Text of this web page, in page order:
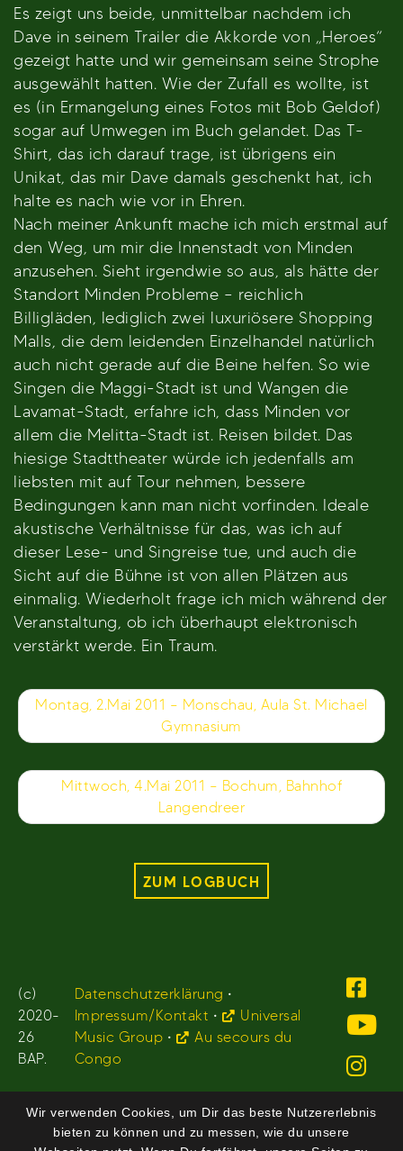
Es zeigt uns beide, unmittelbar nachdem ich
Dave in seinem Trailer die Akkorde von „Heroes“
gezeigt hatte und wir gemeinsam seine Strophe
ausgewählt hatten. Wie der Zufall es wollte, ist
es (in Ermangelung eines Fotos mit Bob Geldof)
sogar auf Umwegen im Buch gelandet. Das T-
Shirt, das ich darauf trage, ist übrigens ein
Unikat, das mir Dave damals geschenkt hat, ich
halte es nach wie vor in Ehren.
Nach meiner Ankunft mache ich mich erstmal auf
den Weg, um mir die Innenstadt von Minden
anzusehen. Sieht irgendwie so aus, als hätte der
Standort Minden Probleme – reichlich
Billigläden, lediglich zwei luxuriösere Shopping
Malls, die dem leidenden Einzelhandel natürlich
auch nicht gerade auf die Beine helfen. So wie
Singen die Maggi-Stadt ist und Wangen die
Lavamat-Stadt, erfahre ich, dass Minden vor
allem die Melitta-Stadt ist. Reisen bildet. Das
hiesige Stadttheater würde ich jedenfalls am
liebsten mit auf Tour nehmen, bessere
Bedingungen kann man nicht vorfinden. Ideale
akustische Verhältnisse für das, was ich auf
dieser Lese- und Singreise tue, und auch die
Sicht auf die Bühne ist von allen Plätzen aus
einmalig. Wiederholt frage ich mich während der
Veranstaltung, ob ich überhaupt elektronisch
verstärkt werde. Ein Traum.
Beitragsnavigation
Montag, 2.Mai 2011 – Monschau, Aula St. Michael
Gymnasium
Mittwoch, 4.Mai 2011 – Bochum, Bahnhof
Langendreer
ZUM LOGBUCH
(c)
2020-
26
BAP.
Datenschutzerklärung •
Impressum/Kontakt •
Universal
Music Group •
Au secours du
Congo
Wir verwenden Cookies, um Dir das beste Nutzererlebnis
bieten zu können und zu messen, wie du unsere